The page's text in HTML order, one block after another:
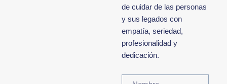
de cuidar de las personas
y sus legados con
empatía, seriedad,
profesionalidad y
dedicación.